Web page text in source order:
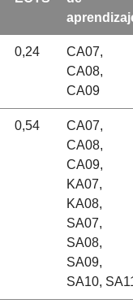
0,24
CA07,
CA08,
CA09
0,54
CA07,
CA08,
CA09,
KA07,
KA08,
SA07,
SA08,
SA09,
SA10,